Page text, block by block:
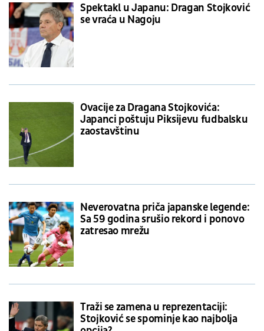
Spektakl u Japanu: Dragan Stojković
se vraća u Nagoju
Ovacije za Dragana Stojkovića:
Japanci poštuju Piksijevu fudbalsku
zaostavštinu
Neverovatna priča japanske legende:
Sa 59 godina srušio rekord i ponovo
zatresao mrežu
Traži se zamena u reprezentaciji:
Stojković se spominje kao najbolja